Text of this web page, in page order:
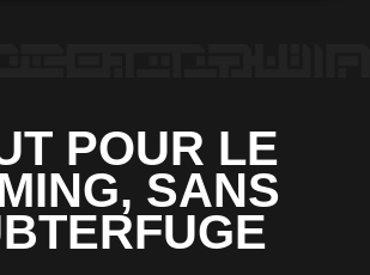
POUR LE
SANS